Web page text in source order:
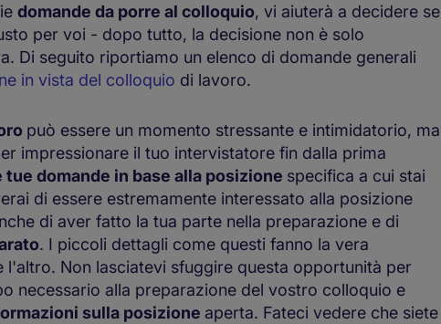
domande da porre al colloquio, vi aiuterà a decidere se
per voi - dopo tutto, la decisione non è solo
Di seguito riportiamo un elenco di domande generali
in vista del colloquio di lavoro.
può essere un momento stressante e intimidatorio, ma
impressionare il tuo intervistatore fin dalla prima
domande in base alla posizione specifica a cui stai
di essere estremamente interessato alla posizione
di aver fatto la tua parte nella preparazione e di
. I piccoli dettagli come questi fanno la vera
l'altro. Non lasciatevi sfuggire questa opportunità per
necessario alla preparazione del vostro colloquio e
sulla posizione aperta. Fateci vedere che siete